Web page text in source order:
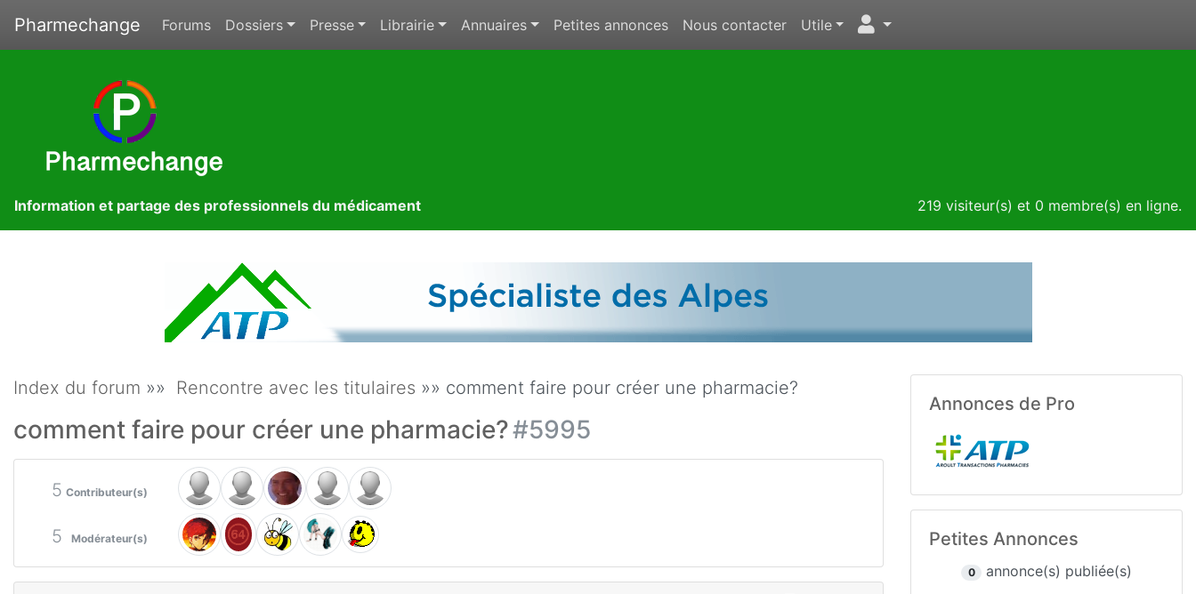
Pharmechange Forums Dossiers Presse Librairie Annuaires Petites annonces Nous contacter Utile
Information et partage des professionnels du médicament 219 visiteur(s) et 0 membre(s) en ligne.
Index du forum »» Rencontre avec les titulaires »» comment faire pour créer une pharmacie?
comment faire pour créer une pharmacie?#5995
5 Contributeur(s)
5 Modérateur(s)
Annonces de Pro
Petites Annonces
0 annonce(s) publiée(s)